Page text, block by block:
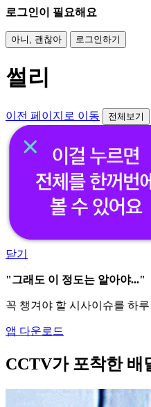
로그인이 필요해요
아니, 괜찮아 로그인하기
썰리
이전 페이지로 이동 전체보기
닫기
"그래도 이 정도는 알아야..."
꼭 챙겨야 할 시사이슈를 하
앱 다운로드
CCTV가 포착한 배